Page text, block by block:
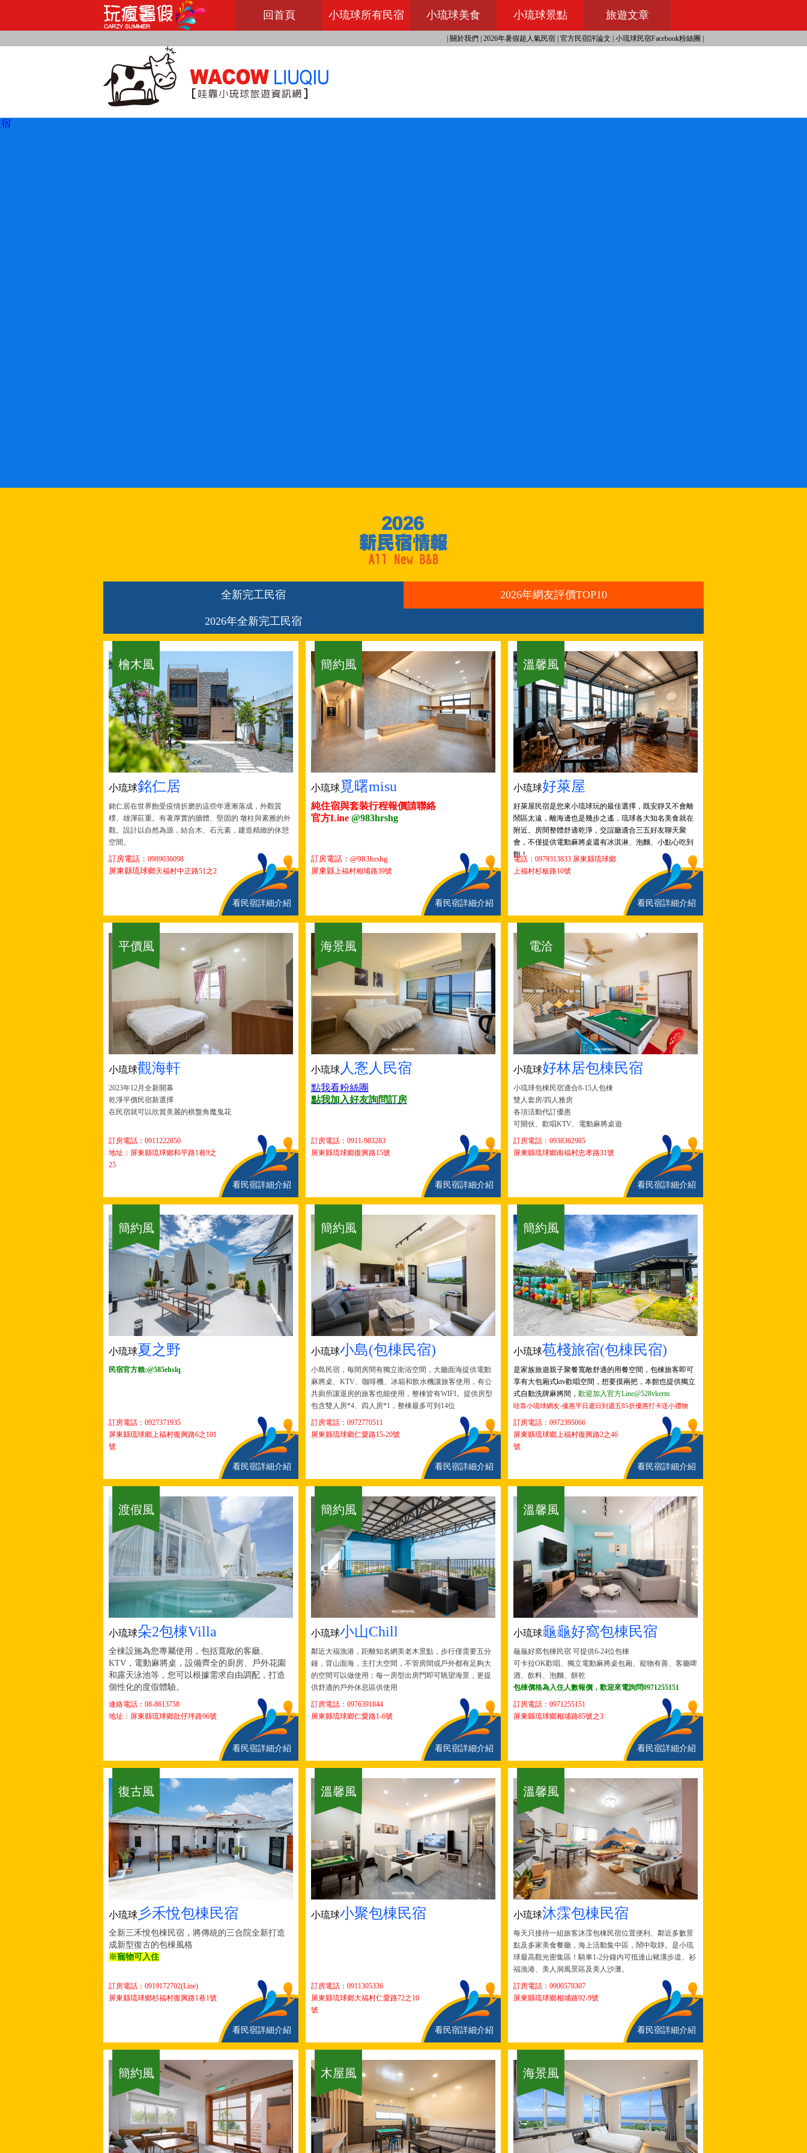
回首頁 小琉球所有民宿 小琉球美食 小琉球景點 旅遊文章
關於我們 2026年暑假超人氣民宿 官方民宿評論文 小琉球民宿Facebook粉絲團
全新完工民宿 2026年網友評價TOP10
2026年全新完工民宿
檜木風
小琉球銘仁居
銘仁居在世界飽受疫情折磨的這些年逐漸落成，外觀質
樸、雄渾莊重。有著厚實的牆體、堅固的 墩柱與素雅的外
觀。設計以⾃然為源，結合⽊、⽯元素，建造精緻的休憩
空間。
訂房電話： 0989036098
屏東縣琉球鄉天福村中正路51之2
看民宿詳細介紹
簡約風
小琉球覓曙misu
純住宿與套裝行程報價請聯絡
官方Line @983hrshg
訂房電話：@983hrshg
屏東縣上福村相埔路39號
看民宿詳細介紹
溫馨風
小琉球好萊屋
好萊屋民宿是您來小琉球玩的最佳選擇，既安靜又不會離
鬧區太遠，離海邊也是幾步之遙，琉球各大知名美食就在
附近。房間整體舒適乾淨，交誼廳適合三五好友聊天聚
會，不僅提供電動麻將桌還有冰淇淋、泡麵、小點心吃到
飽！
電話：0979313833 屏東縣琉球鄉
上福村杉板路10號
看民宿詳細介紹
平價風
小琉球觀海軒
2023年12月全新開幕
乾淨平價民宿新選擇
在民宿就可以欣賞美麗的棋盤角魔鬼花
訂房電話： 0911222850
地址：屏東縣琉球鄉和平路1巷9之
25
看民宿詳細介紹
海景風
小琉球 人愙人民宿
點我看粉絲團
點我加入好友詢問訂房
訂房電話： 0911-983283
屏東縣琉球鄉復興路15號
看民宿詳細介紹
電洽
小琉球好林居包棟民宿
小琉球包棟民宿適合8-15人包棟
雙人套房/四人雅房
各項活動代訂優惠
可開伙、歡唱KTV、電動麻將桌遊
訂房電話：0938362985
屏東縣琉球鄉南福村忠孝路31號
看民宿詳細介紹
簡約風
小琉球夏之野
民宿官方賴:@585ehslq
訂房電話： 0927371935
屏東縣琉球鄉上福村復興路6之101
號
看民宿詳細介紹
簡約風
小琉球小島(包棟民宿)
小島民宿，每間房間有獨立衛浴空間，大廳面海提供電動
麻將桌、KTV、咖啡機、冰箱和飲水機讓旅客使用，有公
共廁所讓退房的旅客也能使用，整棟皆有WIFI。提供房型
包含雙人房*4、四人房*1，整棟最多可到14位
訂房電話：0972770511
屏東縣琉球鄉仁愛路15-20號
看民宿詳細介紹
簡約風
小琉球苞棧旅宿(包棟民宿)
是家族旅遊親子聚餐寬敞舒適的用餐空間，包棟旅客即可
享有大包廂式ktv歡唱空間，想要摸兩把，本館也提供獨立
式自動洗牌麻將間， 歡迎加入官方Line@528vkerm
哇靠小琉球網友-優惠平日週日到週五85折優惠打卡送小禮物
訂房電話： 0972395066
屏東縣琉球鄉上福村復興路2之46
號
看民宿詳細介紹
渡假風
小琉球朵2包棟Villa
全棟設施為您專屬使用，包括寬敞的客廳、
KTV，電動麻將桌，設備齊全的廚房、戶外花園
和露天泳池等，您可以根據需求自由調配，打造
個性化的度假體驗。
連絡電話：08-8613758
地址：屏東縣琉球鄉肚仔坪路96號
看民宿詳細介紹
簡約風
小琉球小山Chill
鄰近大福漁港，距離知名網美老木景點，步行僅需要五分
鐘，背山面海，主打大空間，不管房間或戶外都有足夠大
的空間可以做使用；每一房型出房門即可眺望海景，更提
供舒適的戶外休息區供使用
訂房電話： 0976391844
屏東縣琉球鄉仁愛路1-6號
看民宿詳細介紹
溫馨風
小琉球龜龜好窩包棟民宿
龜龜好窩包棟民宿 可提供6-24位包棟
可卡拉OK歡唱、獨立電動麻將桌包廂、寵物有善、客廳啤
酒、飲料、泡麵、餅乾
包棟價格為入住人數報價，歡迎來電詢問0971255151
訂房電話： 0971255151
屏東縣琉球鄉相埔路85號之3
看民宿詳細介紹
復古風
小琉球 彡禾悅包棟民宿
全新三禾悅包棟民宿， 將傳統的三合院全新打造
成新型復古的包棟風格
※寵物可入住
訂房電話：0919172702(Line)
屏東縣琉球鄉杉福村復興路1巷1號
看民宿詳細介紹
溫馨風
小琉球小聚包棟民宿
訂房電話： 0911305336
屏東縣琉球鄉大福村仁愛路72之10
號
看民宿詳細介紹
溫馨風
小琉球沐霂包棟民宿
每天只接待一組旅客沐霂包棟民宿位置便利、鄰近多數景
點及多家美食餐廳，海上活動集中區，鬧中取靜。是小琉
球最高觀光密集區！騎車1-2分鐘內可抵達山豬溝步道、衫
福漁港、美人洞風景區及美人沙灘。
訂房電話： 0900578307
屏東縣琉球鄉相埔路92-9號
看民宿詳細介紹
簡約風 木屋風 海景風